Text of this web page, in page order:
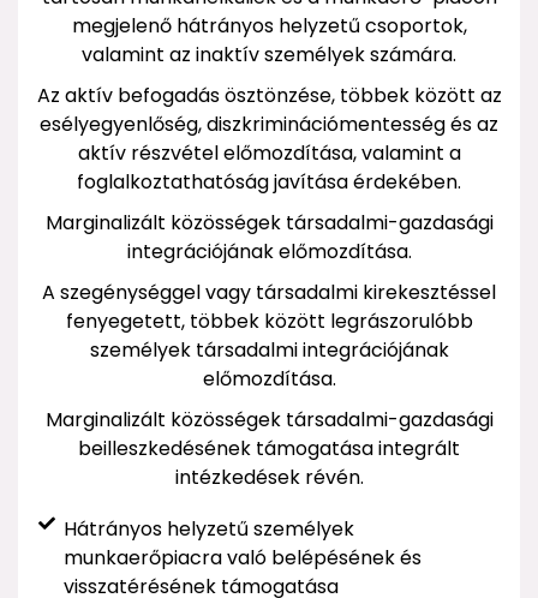
megjelenő hátrányos helyzetű csoportok,
valamint az inaktív személyek számára.
Az aktív befogadás ösztönzése, többek között az
esélyegyenlőség, diszkriminációmentesség és az
aktív részvétel előmozdítása, valamint a
foglalkoztathatóság javítása érdekében.
Marginalizált közösségek társadalmi-gazdasági
integrációjának előmozdítása.
A szegénységgel vagy társadalmi kirekesztéssel
fenyegetett, többek között legrászorulóbb
személyek társadalmi integrációjának
előmozdítása.
Marginalizált közösségek társadalmi-gazdasági
beilleszkedésének támogatása integrált
intézkedések révén.
Hátrányos helyzetű személyek
munkaerőpiacra való belépésének és
visszatérésének támogatása